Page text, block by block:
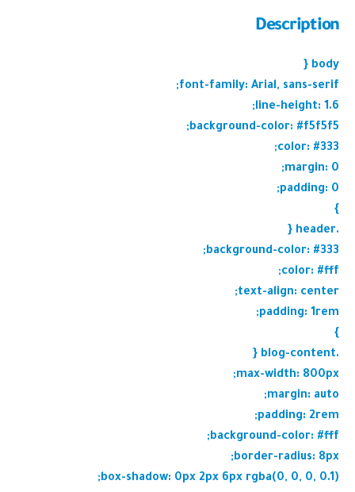
Description
body {
font-family: Arial, sans-serif;
line-height: 1.6;
background-color: #f5f5f5;
color: #333;
margin: 0;
padding: 0;
}
.header {
background-color: #333;
color: #fff;
text-align: center;
padding: 1rem;
}
.blog-content {
max-width: 800px;
margin: auto;
padding: 2rem;
background-color: #fff;
border-radius: 8px;
box-shadow: 0px 2px 6px rgba(0, 0, 0, 0.1);